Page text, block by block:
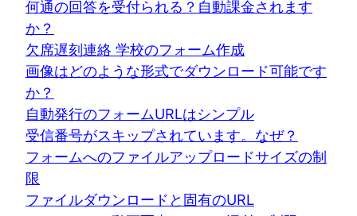
何通の回答を受付られる？自動課金されます
か？
欠席遅刻連絡 学校のフォーム作成
画像はどのような形式でダウンロード可能です
か？
自動発行のフォームURLはシンプル
受信番号がスキップされています。なぜ？
フォームへのファイルアップロードサイズの制
限
ファイルダウンロードと固有のURL